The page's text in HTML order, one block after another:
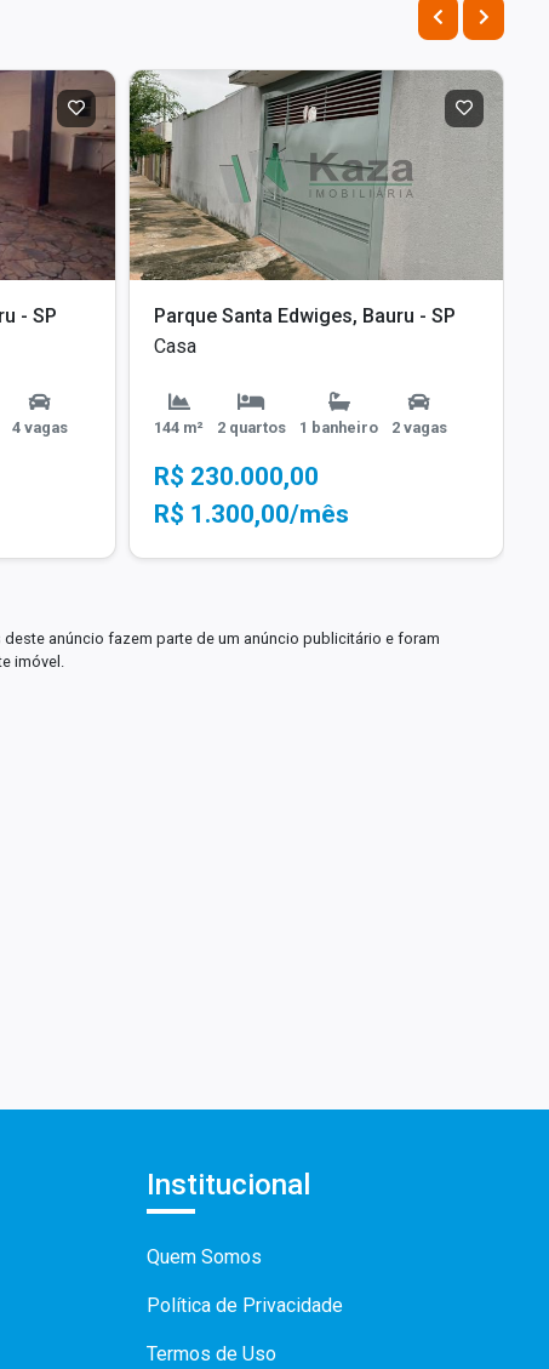
- SP
4 vagas
Parque Santa Edwiges, Bauru - SP
Casa
144 m² 2 quartos 1 banheiro 2 vagas
R$ 230.000,00
R$ 1.300,00/mês
anúncio fazem parte de um anúncio publicitário e foram
imóvel.
Institucional
Quem Somos
Política de Privacidade
Termos de Uso